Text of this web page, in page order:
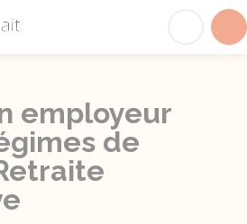
employeur
de